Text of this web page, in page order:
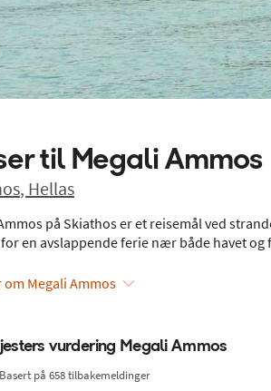
til Megali Ammos
, Hellas
på Skiathos er et reisemål ved
en avslappende ferie nær både havet og
om Megali Ammos
vurdering Megali Ammos
Basert på 658 tilbakemeldinger
fra Vings gjester: 4.8/5